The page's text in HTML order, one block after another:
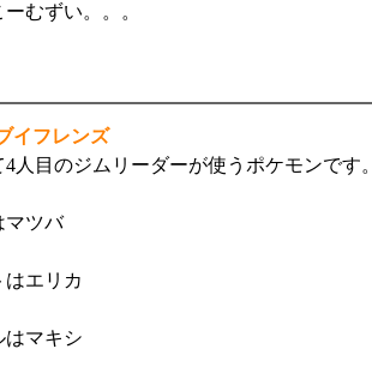
むずい。。。
イフレンズ
人目のジムリーダーが使うポケモンです。
マツバ
はエリカ
はマキシ